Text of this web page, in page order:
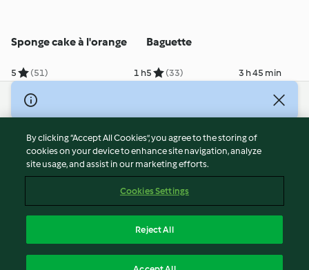
Sponge cake à l'orange
5 (51) 1 h
Baguette
5 (33) 3 h 45 min
© Copyright 2026
Terms of Service
Privacy Policy
Disclaimer
Cookies
Withdraw Contract
By clicking “Accept All Cookies”, you agree to the storing of
cookies on your device to enhance site navigation, analyze
site usage, and assist in our marketing efforts.
Cookies Settings
Reject All